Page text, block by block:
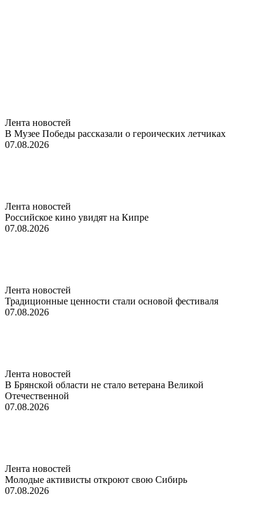
Лента новостей
В Музее Победы рассказали о героических летчиках
07.08.2026
Лента новостей
Российское кино увидят на Кипре
07.08.2026
Лента новостей
Традиционные ценности стали основой фестиваля
07.08.2026
Лента новостей
В Брянской области не стало ветерана Великой
Отечественной
07.08.2026
Лента новостей
Молодые активисты откроют свою Сибирь
07.08.2026